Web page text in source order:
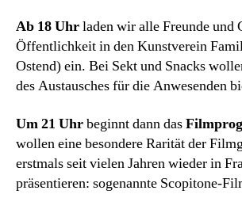
Ab 18 Uhrladen wir alle Freunde und
Öffentlichkeit in den Kunstverein
Ostend) ein. Bei Sekt und Snacks
des Austausches für die Anwesenden
Um 21 Uhrbeginnt dann das
wollen eine besondere Rarität der
erstmals seit vielen Jahren wieder in
präsentieren: sogenannte Scopitone-